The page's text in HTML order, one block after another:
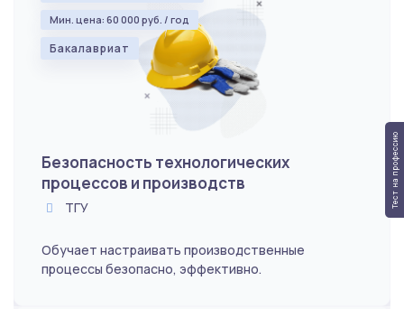
Мин. цена: 60 000 руб. / год
Бакалавриат
Безопасность технологических
процессов и производств
ТГУ
Обучает настраивать производственные
процессы безопасно, эффективно.
Тест на профессию